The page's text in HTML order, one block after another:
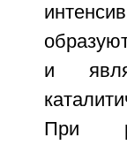
и
При